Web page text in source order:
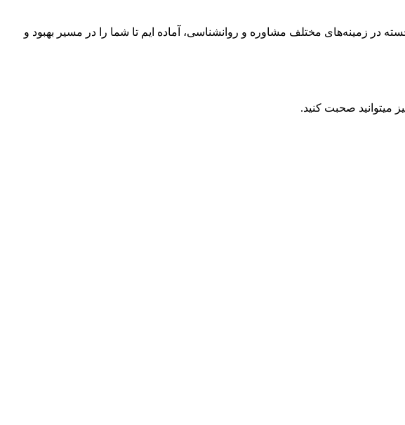
در زمینه‌های مختلف مشاوره و روانشناسی، آماده ایم تا شما را در مسیر بهبود و
صحبت کنید.